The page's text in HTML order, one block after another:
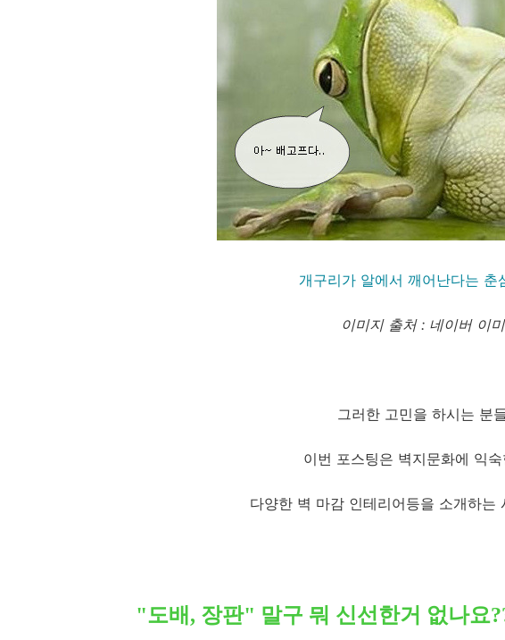
개구리가 알에서 깨어난다는 춘
이미지 출처 : 네이버 이
그러한 고민을 하시는 분
이번 포스팅은 벽지문화에 익
다양한 벽 마감 인테리어등을 소개하는
"도배, 장판" 말구 뭐 신선한거 없나요